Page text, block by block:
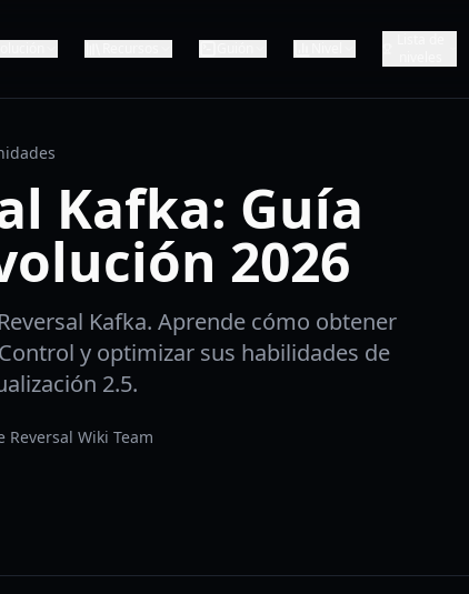
Kafka: Guía
2026
Kafka. Aprende cómo obtener
y optimizar sus habilidades de
2.5.
Reversal Wiki Team